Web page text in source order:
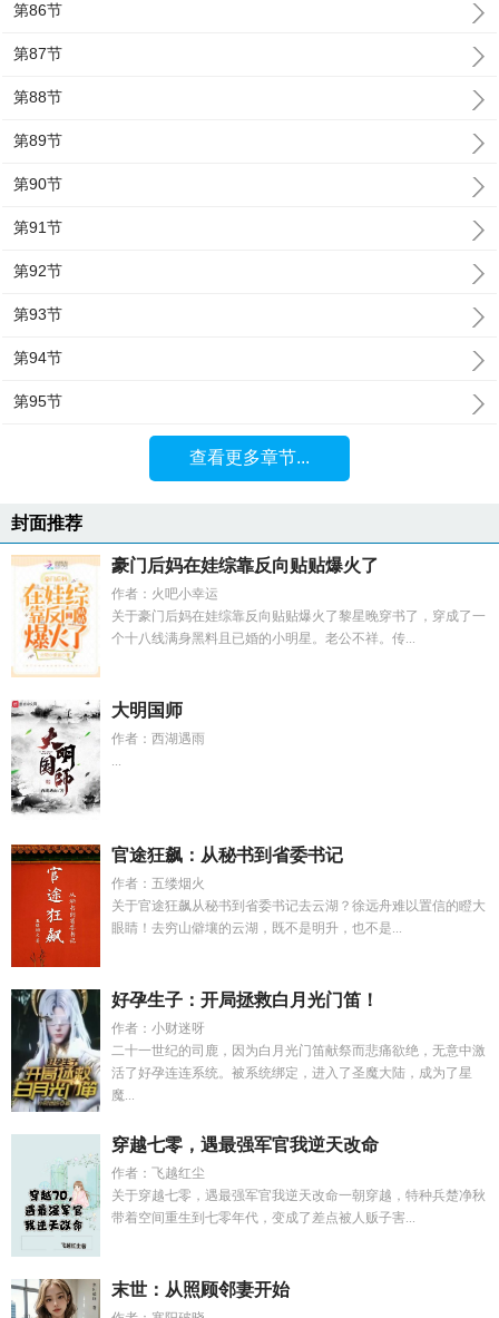
第86节
第87节
第88节
第89节
第90节
第91节
第92节
第93节
第94节
第95节
查看更多章节...
封面推荐
豪门后妈在娃综靠反向贴贴爆火了
作者：火吧小幸运
关于豪门后妈在娃综靠反向贴贴爆火了黎星晚穿书了，穿成了一
个十八线满身黑料且已婚的小明星。老公不祥。传...
大明国师
作者：西湖遇雨
...
官途狂飙：从秘书到省委书记
作者：五缕烟火
关于官途狂飙从秘书到省委书记去云湖？徐远舟难以置信的瞪大
眼睛！去穷山僻壤的云湖，既不是明升，也不是...
好孕生子：开局拯救白月光门笛！
作者：小财迷呀
二十一世纪的司鹿，因为白月光门笛献祭而悲痛欲绝，无意中激
活了好孕连连系统。被系统绑定，进入了圣魔大陆，成为了星
魔...
穿越七零，遇最强军官我逆天改命
作者：飞越红尘
关于穿越七零，遇最强军官我逆天改命一朝穿越，特种兵楚净秋
带着空间重生到七零年代，变成了差点被人贩子害...
末世：从照顾邻妻开始